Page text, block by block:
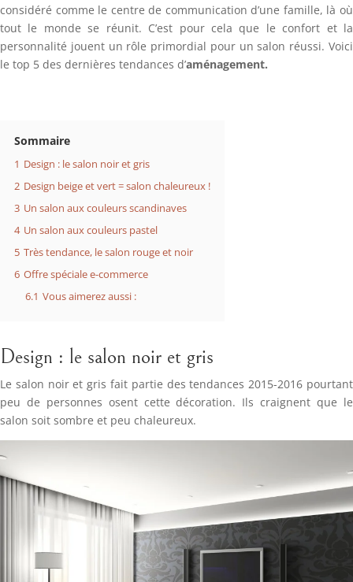
considéré comme le centre de communication d’une famille, là où
tout le monde se réunit. C’est pour cela que le confort et la
personnalité jouent un rôle primordial pour un salon réussi. Voici
le top 5 des dernières tendances d’aménagement.
Sommaire
1 Design : le salon noir et gris
2 Design beige et vert = salon chaleureux !
3 Un salon aux couleurs scandinaves
4 Un salon aux couleurs pastel
5 Très tendance, le salon rouge et noir
6 Offre spéciale e-commerce
6.1 Vous aimerez aussi :
Design : le salon noir et gris
Le salon noir et gris fait partie des tendances 2015-2016 pourtant
peu de personnes osent cette décoration. Ils craignent que le
salon soit sombre et peu chaleureux.